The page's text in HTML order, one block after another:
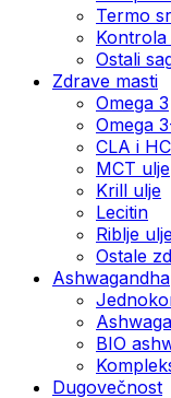
Termo
Kontrola
Ostali
Zdrave masti
Omega 3
Omega
CLA i
MCT ulje
Krill ulje
Lecitin
Riblje
Ostale
Ashwagandha
BIO
Dugovečnost